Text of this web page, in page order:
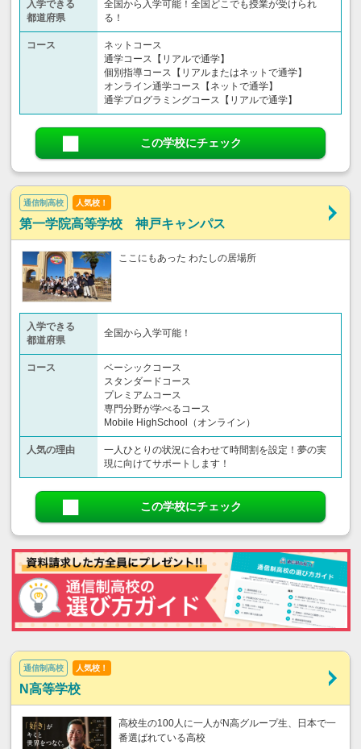
入学できる
都道府県
全国から入学可能！全国どこでも授業が受けられ
る！
コース
ネットコース
通学コース【リアルで通学】
個別指導コース【リアルまたはネットで通学】
オンライン通学コース【ネットで通学】
通学プログラミングコース【リアルで通学】
この学校にチェック
通信制高校 人気校！
第一学院高等学校 神戸キャンパス
ここにもあった わたしの居場所
入学できる
都道府県
全国から入学可能！
コース
ベーシックコース
スタンダードコース
プレミアムコース
専門分野が学べるコース
Mobile HighSchool（オンライン）
人気の理由
一人ひとりの状況に合わせて時間割を設定！夢の実
現に向けてサポートします！
この学校にチェック
通信制高校 人気校！
N高等学校
高校生の100人に一人がN高グループ生、日本で一
番選ばれている高校